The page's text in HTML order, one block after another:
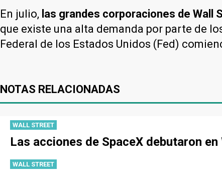
En julio, las grandes corporaciones de
que existe una alta demanda por parte de
Federal de los Estados Unidos (Fed)
NOTAS RELACIONADAS
WALL STREET
Las acciones de SpaceX debutaron
WALL STREET